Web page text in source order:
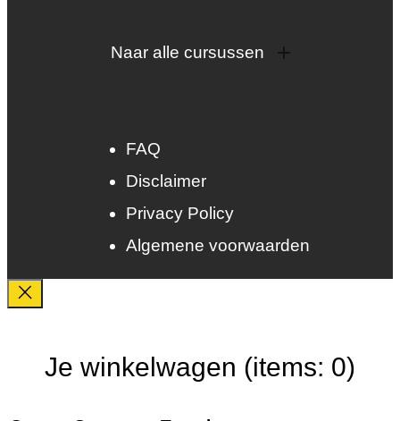
Naar alle cursussen
Duurzaamheid
Groenkeur
Veiligheid
FAQ
Disclaimer
Privacy Policy
Algemene voorwaarden
Je winkelwagen (items: 0)